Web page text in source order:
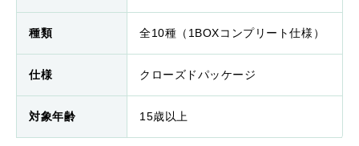
種類 全10種（1BOXコンプリート仕様）
仕様 クローズドパッケージ
対象年齢 15歳以上